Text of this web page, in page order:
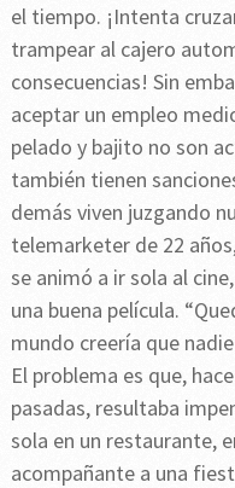
el tiempo. ¡Intenta
trampear al cajero
consecuencias! Sin
aceptar un empleo
pelado y bajito no son
también tienen
demás viven juzgando
telemarketer de 22
se animó a ir sola al
una buena película.
mundo creería que
El problema es que,
pasadas, resultaba
sola en un restaurante,
acompañante a una